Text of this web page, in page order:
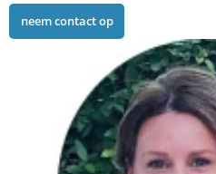
neem contact op